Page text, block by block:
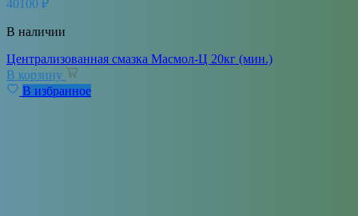
40100 ₽
В наличии
Централизованная смазка Масмол-Ц 20кг (мин.)
В корзину
В избранное